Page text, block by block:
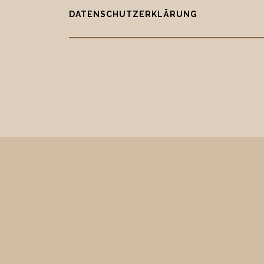
DATENSCHUTZERKLÄRUNG